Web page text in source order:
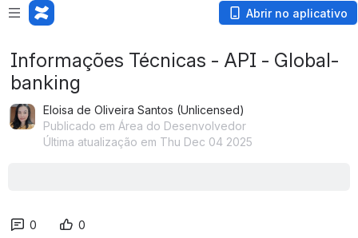
Abrir no aplicativo
Informações Técnicas - API - Global-
banking
Eloisa de Oliveira Santos (Unlicensed)
Publicado em Área do Desenvolvedor
Última atualização em Thu Dec 04 2025
0 0